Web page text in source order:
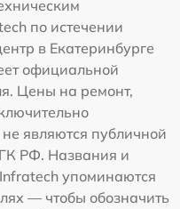
по истечении
в Екатеринбурге
официальной
Цены на ремонт,
являются публичной
РФ. Названия и
упоминаются
— чтобы обозначить